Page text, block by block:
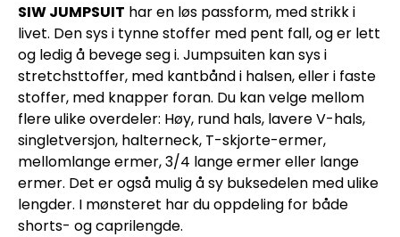
SIW JUMPSUIT har en løs passform, med strikk i
livet. Den sys i tynne stoffer med pent fall, og er lett
og ledig å bevege seg i. Jumpsuiten kan sys i
stretchsttoffer, med kantbånd i halsen, eller i faste
stoffer, med knapper foran. Du kan velge mellom
flere ulike overdeler: Høy, rund hals, lavere V-hals,
singletversjon, halterneck, T-skjorte-ermer,
mellomlange ermer, 3/4 lange ermer eller lange
ermer. Det er også mulig å sy buksedelen med ulike
lengder. I mønsteret har du oppdeling for både
shorts- og caprilengde.